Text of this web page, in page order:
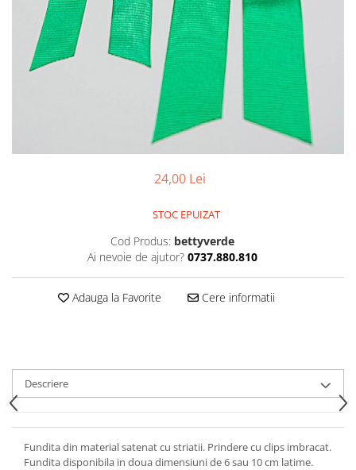
24,00 Lei
STOC EPUIZAT
Cod Produs: bettyverde
Ai nevoie de ajutor? 0737.880.810
Adauga la Favorite Cere informatii
Descriere
Fundita din material satenat cu striatii. Prindere cu clips imbracat.
Fundita disponibila in doua dimensiuni de 6 sau 10 cm latime.